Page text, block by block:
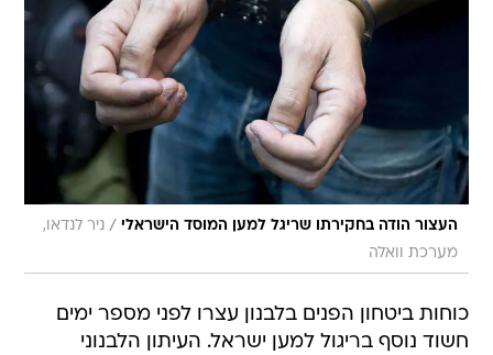
העצור הודה בחקירתו שריגל למען המוסד הישראלי / ניר לנדאו,
מערכת וואלה
כוחות ביטחון הפנים בלבנון עצרו לפני מספר ימים
חשוד נוסף בריגול למען ישראל. העיתון הלבנוני